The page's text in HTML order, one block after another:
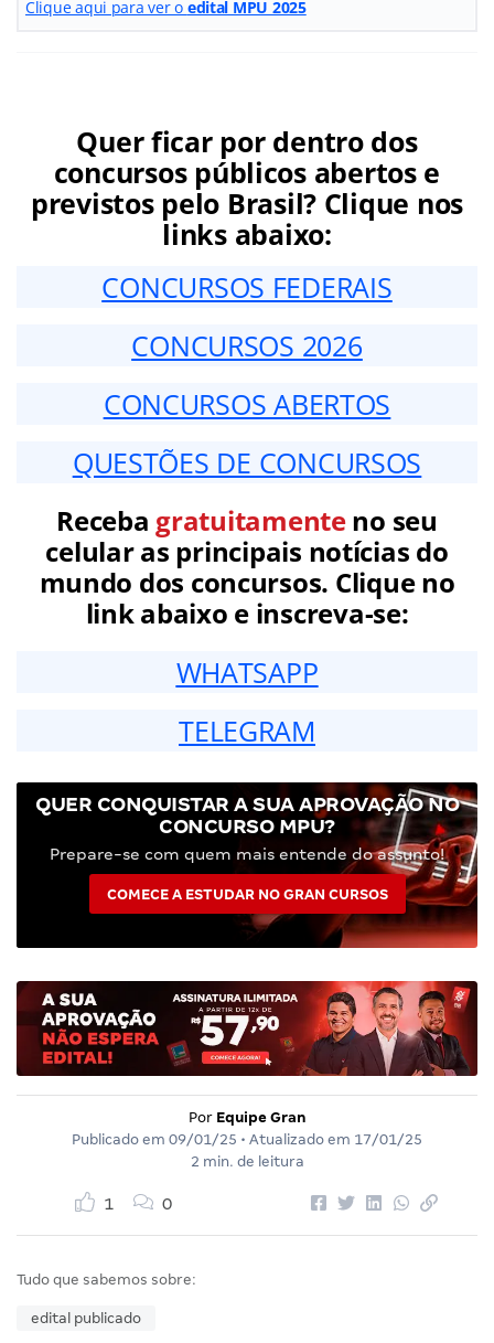
Clique aqui para ver o edital MPU 2025
Quer ficar por dentro dos
concursos públicos abertos e
previstos pelo Brasil? Clique nos
links abaixo:
CONCURSOS FEDERAIS
CONCURSOS 2026
CONCURSOS ABERTOS
QUESTÕES DE CONCURSOS
Receba gratuitamenteno seu
celular as principais notícias do
mundo dos concursos. Clique no
link abaixo e inscreva-se:
WHATSAPP
TELEGRAM
QUER CONQUISTAR A SUA APROVAÇÃO NO
CONCURSO MPU?
Prepare-se com quem mais entende do assunto!
COMECE A ESTUDAR NO GRAN CURSOS
Por Equipe Gran
Publicado em 09/01/25 • Atualizado em 17/01/25
2 min. de leitura
1 0
Tudo que sabemos sobre:
edital publicado